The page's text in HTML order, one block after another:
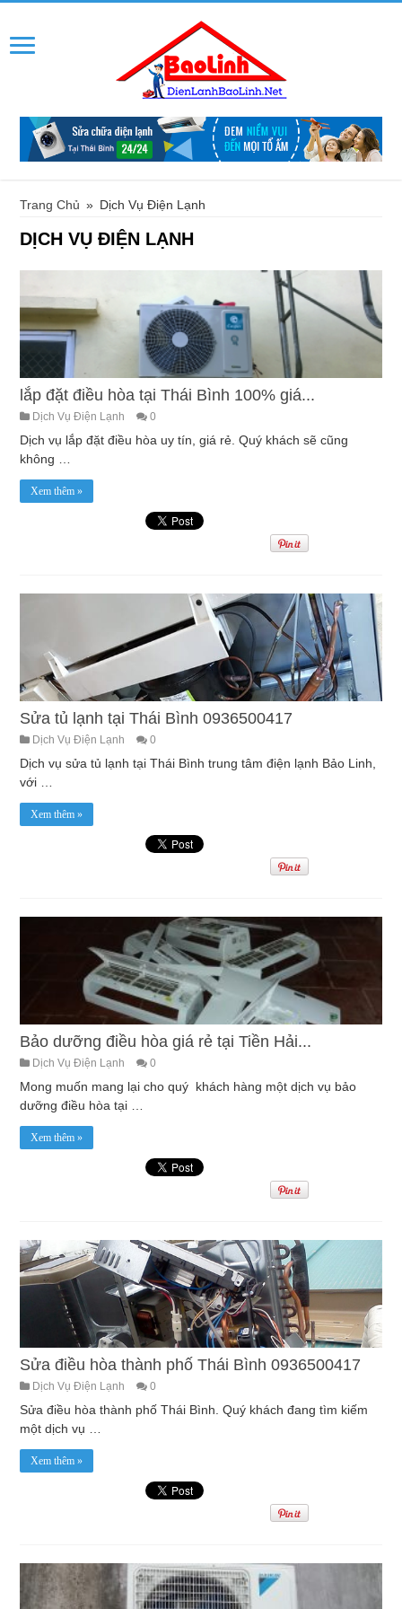
Trang Chủ » Dịch Vụ Điện Lạnh
DỊCH VỤ ĐIỆN LẠNH
lắp đặt điều hòa tại Thái Bình 100% giá...
Dịch Vụ Điện Lạnh 0
Dịch vụ lắp đặt điều hòa uy tín, giá rẻ. Quý khách sẽ cũng
không …
Xem thêm »
Sửa tủ lạnh tại Thái Bình 0936500417
Dịch Vụ Điện Lạnh 0
Dịch vụ sửa tủ lạnh tại Thái Bình trung tâm điện lạnh Bảo Linh,
với …
Xem thêm »
Bảo dưỡng điều hòa giá rẻ tại Tiền Hải...
Dịch Vụ Điện Lạnh 0
Mong muốn mang lại cho quý khách hàng một dịch vụ bảo
dưỡng điều hòa tại …
Xem thêm »
Sửa điều hòa thành phố Thái Bình 0936500417
Dịch Vụ Điện Lạnh 0
Sửa điều hòa thành phố Thái Bình. Quý khách đang tìm kiếm
một dịch vụ …
Xem thêm »